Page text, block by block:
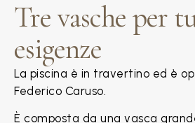
Tre vasche per
esigenze
La piscina è in travertino ed è
Federico Caruso.
È composta da una vasca